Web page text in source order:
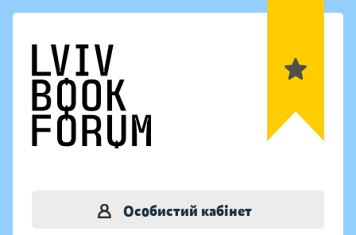
Особистий кабінет